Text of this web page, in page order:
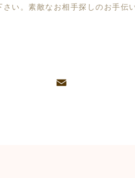
い。素敵なお相手探しのお手伝